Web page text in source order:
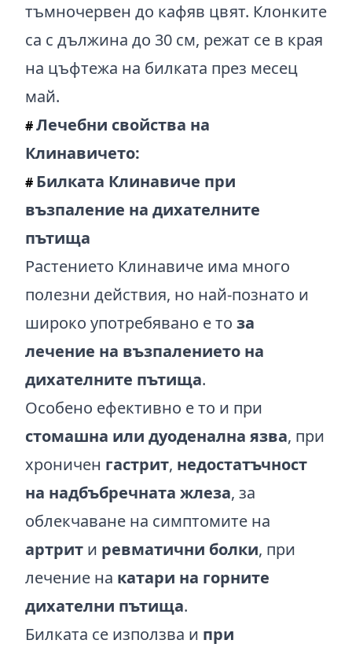
тъмночервен до кафяв цвят. Клонките
са с дължина до 30 см, режат се в края
на цъфтежа на билката през месец
май.
#Лечебни свойства на
Клинавичето:
# Билката Клинавиче при
възпаление на дихателните
пътища
Растението Клинавиче има много
полезни действия, но най-познато и
широко употребявано е то за
лечение на възпалението на
дихателните пътища.
Особено ефективно е то и при
стомашна или дуоденална язва, при
хроничен гастрит, недостатъчност
на надбъбречната жлеза, за
облекчаване на симптомите на
артрит и ревматични болки, при
лечение на катари на горните
дихателни пътища.
Билката се използва и при